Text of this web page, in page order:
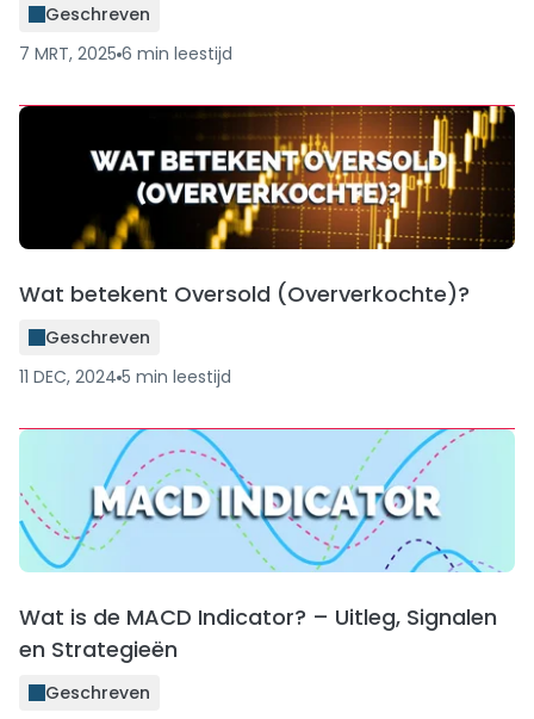
Geschreven
7 MRT, 2025 6 min leestijd
Wat betekent Oversold (Oververkochte)?
Geschreven
11 DEC, 2024 5 min leestijd
Wat is de MACD Indicator? – Uitleg, Signalen
en Strategieën
Geschreven